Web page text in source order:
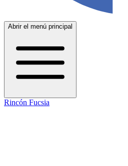
Abrir el menú principal
Rincón Fucsia